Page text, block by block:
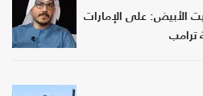
البيت الأبيض: على الإمارات
ترامب